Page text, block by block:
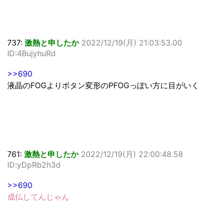
737: 激熱と申したか 2022/12/19(月) 21:03:53.00
ID:4BujyhuRd
>>690
液晶のFOGよりボタン変形のPFOGっぽい方に目がいく
761: 激熱と申したか 2022/12/19(月) 22:00:48.58
ID:yDpRb2h3d
>>690
成仏してんじゃん